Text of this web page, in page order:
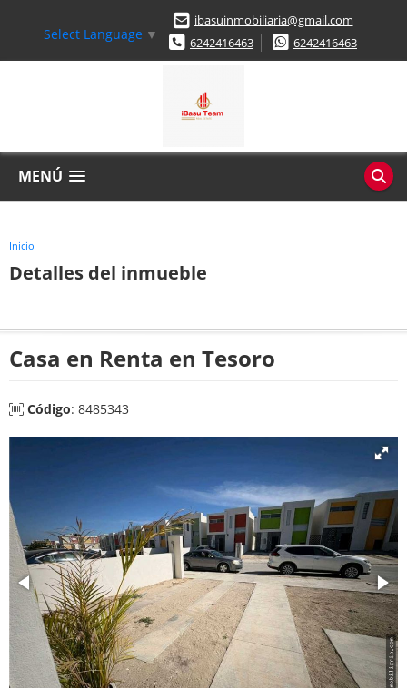
Select Language ▼
ibasuinmobiliaria@gmail.com
6242416463
6242416463
MENÚ
Inicio
Detalles del inmueble
Casa en Renta en Tesoro
Código: 8485343